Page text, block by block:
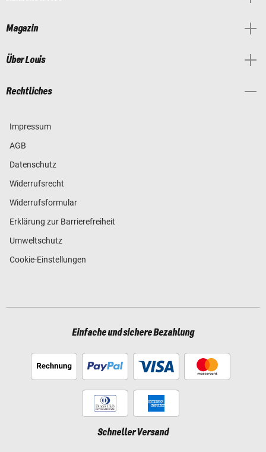
Magazin
Über Louis
Rechtliches
Impressum
AGB
Datenschutz
Widerrufsrecht
Widerrufsformular
Erklärung zur Barrierefreiheit
Umweltschutz
Cookie-Einstellungen
Einfache und sichere Bezahlung
Schneller Versand